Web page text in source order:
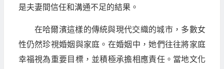
是夫妻間信任和溝通不足的結果。
在哈爾濱這樣的傳統與現代交織的城市，多數女
性仍然珍視婚姻與家庭。在婚姻中，她們往往將家庭
幸福視為重要目標，並積極承擔相應責任。當地文化